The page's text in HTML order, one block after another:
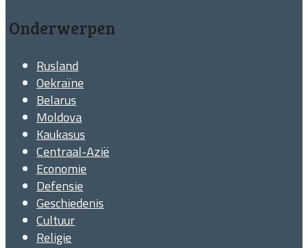
Onderwerpen
Rusland
Oekraïne
Belarus
Moldova
Kaukasus
Centraal-Azië
Economie
Defensie
Geschiedenis
Cultuur
Religie